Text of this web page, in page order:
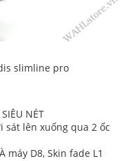
slimline pro
NÉT
sát lên xuống qua 2 ốc
máy D8, Skin fade L1